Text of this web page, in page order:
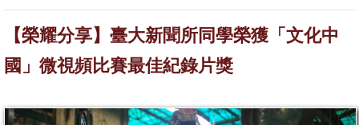
識
學
學
【榮耀分享】臺大新聞所同學榮獲「文化中
國」微視頻比賽最佳紀錄片獎